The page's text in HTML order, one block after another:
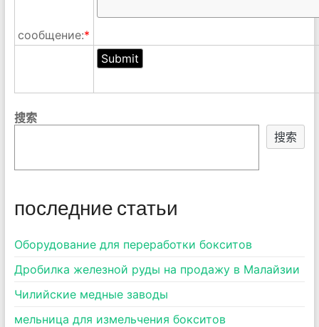
сообщение:*
搜索
搜索
последние статьи
Оборудование для переработки бокситов
Дробилка железной руды на продажу в Малайзии
Чилийские медные заводы
мельница для измельчения бокситов